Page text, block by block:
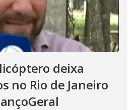
deixa
no Rio de Janeiro